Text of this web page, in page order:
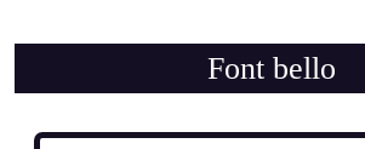
Font bello